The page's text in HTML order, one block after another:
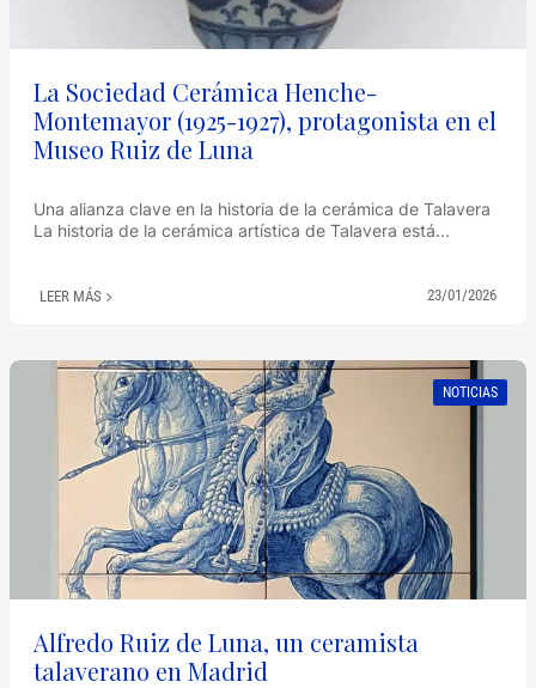
La Sociedad Cerámica Henche-
Montemayor (1925-1927), protagonista en el
Museo Ruiz de Luna
Una alianza clave en la historia de la cerámica de Talavera
La historia de la cerámica artística de Talavera está...
LEER MÁS 23/01/2026
NOTICIAS
Alfredo Ruiz de Luna, un ceramista
talaverano en Madrid